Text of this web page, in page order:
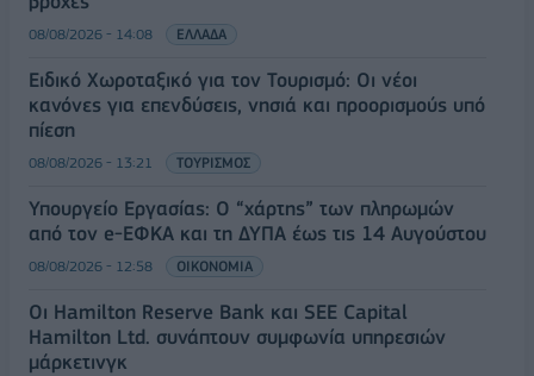
08/08/2026 - 14:08 ΕΛΛΑΔΑ
Ειδικό Χωροταξικό για τον Τουρισμό: Οι νέοι
κανόνες για επενδύσεις, νησιά και προορισμούς υπό
πίεση
08/08/2026 - 13:21 ΤΟΥΡΙΣΜΟΣ
Υπουργείο Εργασίας: Ο “χάρτης” των πληρωμών
από τον e-ΕΦΚΑ και τη ΔΥΠΑ έως τις 14 Αυγούστου
08/08/2026 - 12:58 ΟΙΚΟΝΟΜΙΑ
Οι Hamilton Reserve Bank και SEE Capital
Hamilton Ltd. συνάπτουν συμφωνία υπηρεσιών
μάρκετινγκ